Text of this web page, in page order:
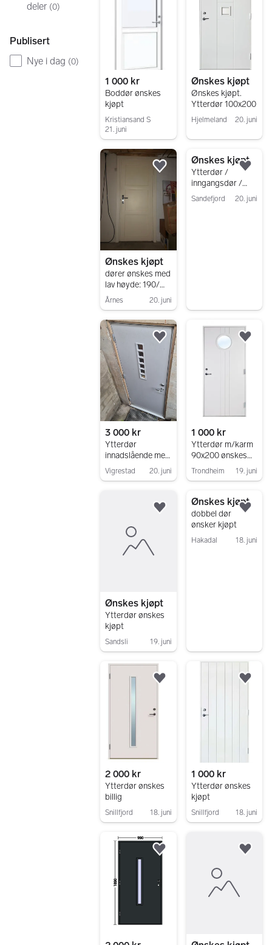
deler (0)
Publisert
Nye i dag (0)
1 000 kr
Boddør ønskes
kjøpt
Kristiansand S
21. juni
Ønskes kjøpt
Ønskes kjøpt.
Ytterdør 100x200
Hjelmeland 20. juni
Gå til annonsen
Ønskes kjøpt
dører ønskes med
lav høyde: 190/
80,70 180/90
Årnes 20. juni
Legg til som favoritt.
Ønskes kjøpt
Ytterdør /
inngangsdør /
boddør med karm
ønskes
Sandefjord 20. juni
3 000 kr
Ytterdør
innadslående med
vinduer
Vigrestad 20. juni
Legg til som favoritt.
1 000 kr
Ytterdør m/karm
90x200 ønskes
kjøpt
Trondheim 19. juni
Ønskes kjøpt
Ytterdør ønskes
kjøpt
Sandsli 19. juni
Legg til som favoritt.
Ønskes kjøpt
dobbel dør
ønsker kjøpt
Hakadal 18. juni
2 000 kr
Ytterdør ønskes
billig
Snillfjord 18. juni
Legg til som favoritt.
1 000 kr
Ytterdør ønskes
kjøpt
Snillfjord 18. juni
Legg til som favoritt.